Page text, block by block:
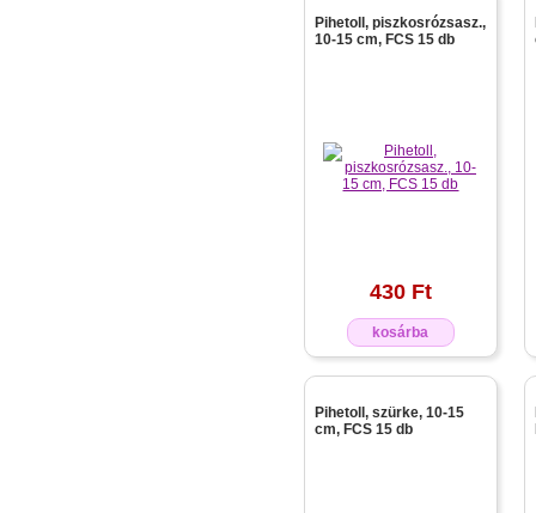
Pihetoll, piszkosrózsasz.,
10-15 cm, FCS 15 db
430 Ft
kosárba
Pihetoll, szürke, 10-15
cm, FCS 15 db